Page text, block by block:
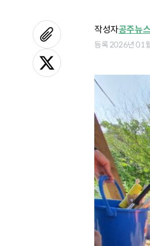
작성자공주뉴
등록 2026년 01